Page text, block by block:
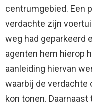
centrumgebied. Een
verdachte zijn
weg had geparkeerd
agenten hem hierop
aanleiding hiervan
waarbij de
kon tonen.